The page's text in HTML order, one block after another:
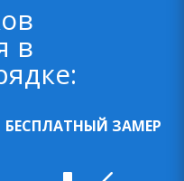
в
БЕСПЛАТНЫЙ ЗАМЕР